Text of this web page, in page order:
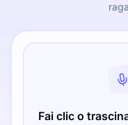
Fai clic o